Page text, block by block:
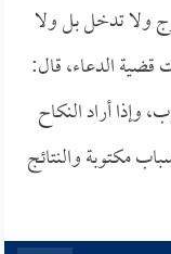
ولا تدخل بل ولا
الدعاء، قال:
وإذا أراد النكاح
مكتوبة والنتائج